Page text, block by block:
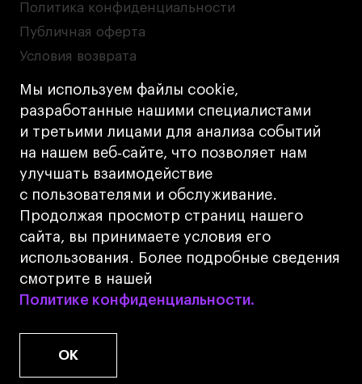
Мы используем файлы cookie,
разработанные нашими специалистами
и третьими лицами для анализа событий
на нашем веб‑сайте, что позволяет нам
улучшать взаимодействие
с пользователями и обслуживание.
Продолжая просмотр страниц нашего
сайта, вы принимаете условия его
использования. Более подробные сведения
смотрите в нашей
Политике конфиденциальности.
Политике конфиденциальности.
OK
© 2026 БВШД
Политика конфиденциальности
Публичная оферта
Условия возврата
Кредит на образование с господдержкой
Лицензия на осуществление образовательной
деятельности АНО ВО «Универсальный
Университет»
Карта сайта
Дизайн
Разработка